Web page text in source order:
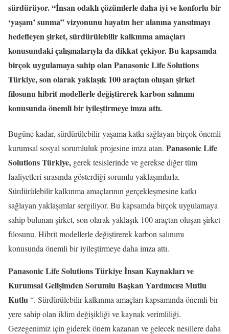
sürdürüyor. “İnsan odaklı çözümlerle daha iyi ve konforlu bir
‘yaşam’ sunma” vizyonunu hayatın her alanına yansıtmayı
hedefleyen şirket, sürdürülebilir kalkınma amaçları
konusundaki çalışmalarıyla da dikkat çekiyor. Bu kapsamda
birçok uygulamaya sahip olan Panasonic Life Solutions
Türkiye, son olarak yaklaşık 100 araçtan oluşan şirket
filosunu hibrit modellerle değiştirerek karbon salınımı
konusunda önemli bir iyileştirmeye imza attı.
Bugüne kadar, sürdürülebilir yaşama katkı sağlayan birçok önemli
kurumsal sosyal sorumluluk projesine imza atan. Panasonic Life
Solutions Türkiye, gerek tesislerinde ve gerekse diğer tüm
faaliyetleri sırasında gösterdiği sorumlu yaklaşımlarla.
Sürdürülebilir kalkınma amaçlarının gerçekleşmesine katkı
sağlayan yaklaşımlar sergiliyor. Bu kapsamda birçok uygulamaya
sahip bulunan şirket, son olarak yaklaşık 100 araçtan oluşan şirket
filosunu. Hibrit modellerle değiştirerek karbon salınımı
konusunda önemli bir iyileştirmeye daha imza attı.
Panasonic Life Solutions Türkiye İnsan Kaynakları ve
Kurumsal Gelişimden Sorumlu Başkan Yardımcısı Mutlu
Kutlu “. Sürdürülebilir kalkınma amaçları kapsamında önemli bir
yere sahip olan iklim değişikliği ve kaynak verimliliği.
Gezegenimiz için giderek önem kazanan ve gelecek nesillere daha